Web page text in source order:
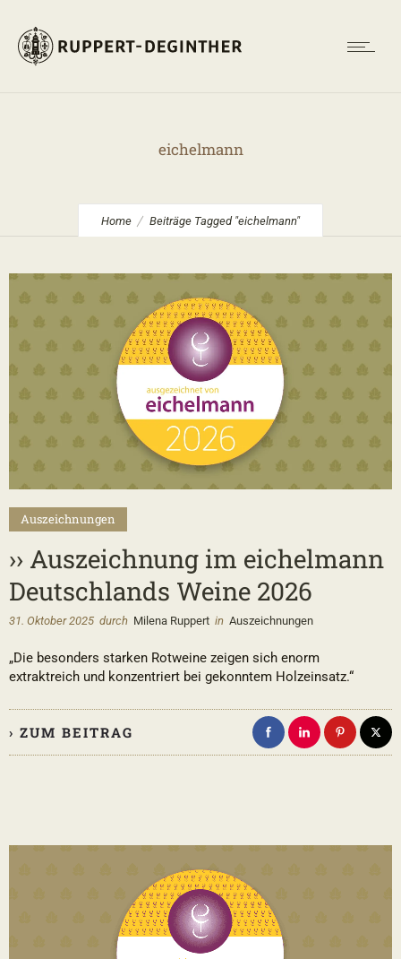
eichelmann
Home Beiträge Tagged "eichelmann"
Auszeichnungen
›› Auszeichnung im eichelmann
Deutschlands Weine 2026
31. Oktober 2025 durch Milena Ruppert in Auszeichnungen
„Die besonders starken Rotweine zeigen sich enorm
extraktreich und konzentriert bei gekonntem Holzeinsatz.“
› ZUM BEITRAG